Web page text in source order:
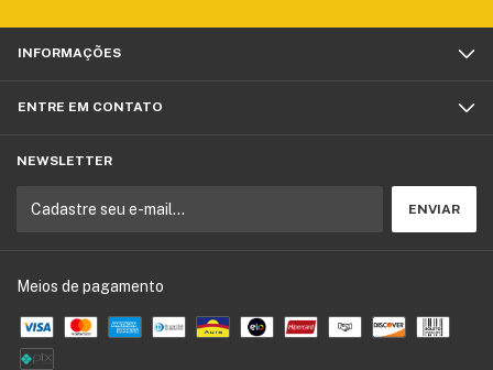
INFORMAÇÕES
ENTRE EM CONTATO
NEWSLETTER
Meios de pagamento